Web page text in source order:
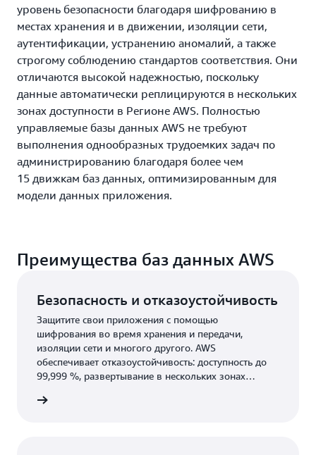
уровень безопасности благодаря шифрованию в
местах хранения и в движении, изоляции сети,
аутентификации, устранению аномалий, а также
строгому соблюдению стандартов соответствия. Они
отличаются высокой надежностью, поскольку
данные автоматически реплицируются в нескольких
зонах доступности в Регионе AWS. Полностью
управляемые базы данных AWS не требуют
выполнения однообразных трудоемких задач по
администрированию благодаря более чем
15 движкам баз данных, оптимизированным для
модели данных приложения.
Преимущества баз данных AWS
Безопасность и отказоустойчивость
Защитите свои приложения с помощью
шифрования во время хранения и передачи,
изоляции сети и многого другого. AWS
обеспечивает отказоустойчивость: доступность до
99,999 %, развертывание в нескольких зонах
автоматическая реализация мер отказоустойчивости